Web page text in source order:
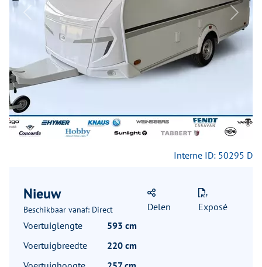
Previous Next
Interne ID: 50295 D
Nieuw
Beschikbaar vanaf: Direct Delen
Exposé
Voertuiglengte
593 cm
Voertuigbreedte
220 cm